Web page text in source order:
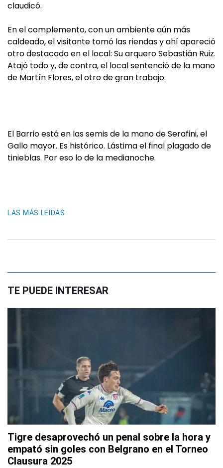
claudicó.
En el complemento, con un ambiente aún más
caldeado, el visitante tomó las riendas y ahí apareció
otro destacado en el local: Su arquero Sebastián Ruiz.
Atajó todo y, de contra, el local sentenció de la mano
de Martín Flores, el otro de gran trabajo.
El Barrio está en las semis de la mano de Serafini, el
Gallo mayor. Es histórico. Lástima el final plagado de
tinieblas. Por eso lo de la medianoche.
LAS MÁS LEIDAS
TE PUEDE INTERESAR
Tigre desaprovechó un penal sobre la hora y
empató sin goles con Belgrano en el Torneo
Clausura 2025